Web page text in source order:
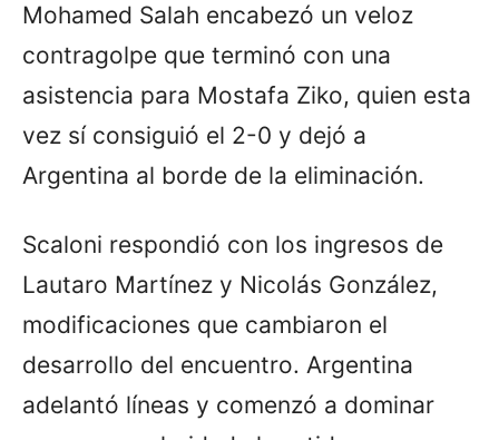
Mohamed Salah encabezó un veloz
contragolpe que terminó con una
asistencia para Mostafa Ziko, quien esta
vez sí consiguió el 2-0 y dejó a
Argentina al borde de la eliminación.
Scaloni respondió con los ingresos de
Lautaro Martínez y Nicolás González,
modificaciones que cambiaron el
desarrollo del encuentro. Argentina
adelantó líneas y comenzó a dominar